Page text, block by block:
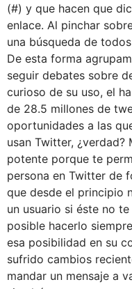
(#) y que hacen que
enlace. Al pinchar
una búsqueda de
De esta forma
seguir debates sobre
curioso de su uso, el
de 28.5 millones de
oportunidades a las
usan Twitter, ¿verdad?
potente porque te
persona en Twitter de
que desde el principio
un usuario si éste no
posible hacerlo
esa posibilidad en su
sufrido cambios
mandar un mensaje a